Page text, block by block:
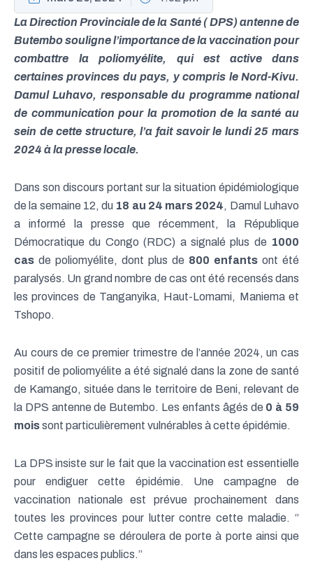
La Direction Provinciale de la Santé ( DPS) antenne de
Butembo souligne l’importance de la vaccination pour
combattre la poliomyélite, qui est active dans
certaines provinces du pays, y compris le Nord-Kivu.
Damul Luhavo, responsable du programme national
de communication pour la promotion de la santé au
sein de cette structure, l’a fait savoir le lundi 25 mars
2024 à la presse locale.
Dans son discours portant sur la situation épidémiologique
de la semaine 12, du 18 au 24 mars 2024, Damul Luhavo
a informé la presse que récemment, la République
Démocratique du Congo (RDC) a signalé plus de 1000
cas de poliomyélite, dont plus de 800 enfants ont été
paralysés. Un grand nombre de cas ont été recensés dans
les provinces de Tanganyika, Haut-Lomami, Maniema et
Tshopo.
Au cours de ce premier trimestre de l’année 2024, un cas
positif de poliomyélite a été signalé dans la zone de santé
de Kamango, située dans le territoire de Beni, relevant de
la DPS antenne de Butembo. Les enfants âgés de 0 à 59
moissont particulièrement vulnérables à cette épidémie.
La DPS insiste sur le fait que la vaccination est essentielle
pour endiguer cette épidémie. Une campagne de
vaccination nationale est prévue prochainement dans
toutes les provinces pour lutter contre cette maladie. ‘’
Cette campagne se déroulera de porte à porte ainsi que
dans les espaces publics.’’